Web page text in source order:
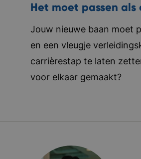
Het moet passen als
Jouw nieuwe baan moet
en een vleugje
carrièrestap te laten
voor elkaar gemaakt?